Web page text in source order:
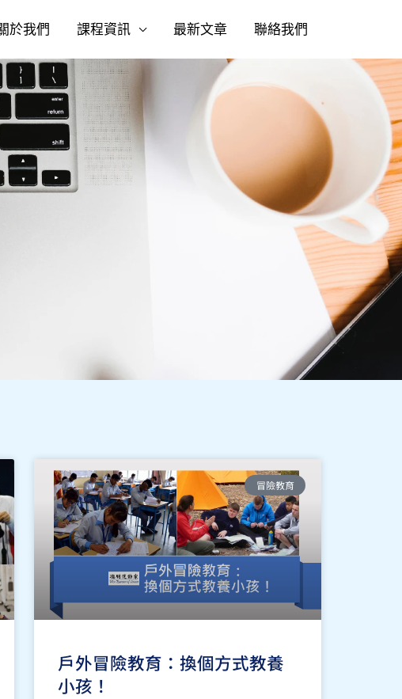
於我們 課程資訊 最新文章 聯絡我們
冒險教育
戶外冒險教育：換個方式教養
小孩！